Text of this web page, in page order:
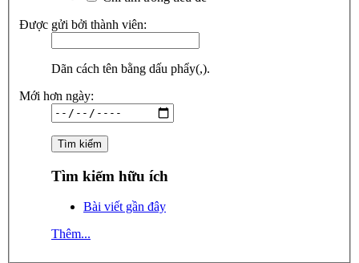
Được gửi bởi thành viên:
Dãn cách tên bằng dấu phẩy(,).
Mới hơn ngày:
Tìm kiếm hữu ích
Bài viết gần đây
Thêm...